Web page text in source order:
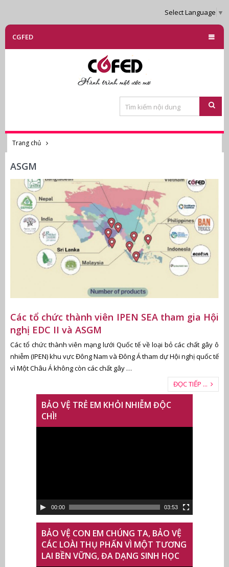
Select Language ▼
CGFED
Trang chủ
ASGM
Các tổ chức thành viên IPEN SEA tham gia Hội
nghị EDC II và ASGM
Các tổ chức thành viên mạng lưới Quốc tế về loại bỏ các chất gây ô
nhiễm (IPEN) khu vực Đông Nam và Đông Á tham dự Hội nghị quốc tế
vì Một Châu Á không còn các chất gây …
ĐỌC TIẾP ...
BẢO VỆ TRẺ EM KHỎI NHIỄM ĐỘC
CHÌ!
00:00 03:53
BẢO VỆ CON EM CHÚNG TA, BẢO VỆ
CÁC LOÀI THỤ PHẤN VÌ MỘT TƯƠNG
LAI BỀN VỮNG, ĐA DẠNG SINH HỌC